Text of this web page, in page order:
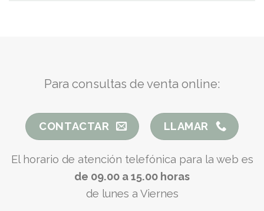
Para consultas de venta online:
CONTACTAR LLAMAR
El horario de atención telefónica para la web es
de 09.00 a 15.00 horas
de lunes a Viernes